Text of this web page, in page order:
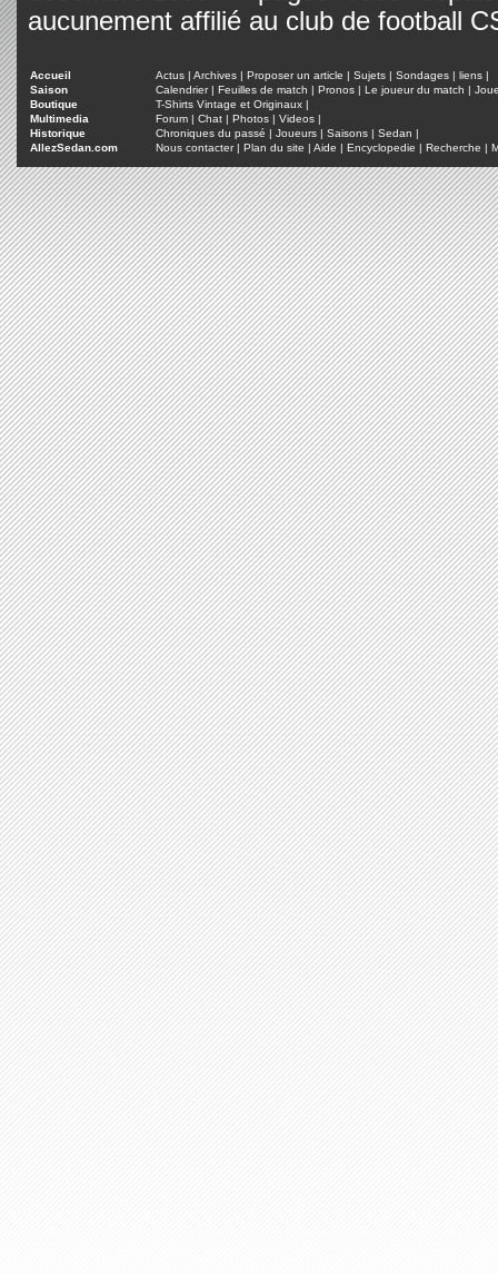
aucunement affilié au club de football
Accueil Actus | Archives | Proposer un article | Sujets | Sondages | liens |
Saison
Calendrier| Feuilles de match | Pronos | Le joueur du match |
Boutique
T-Shirts Vintage et Originaux |
Multimedia
Forum | Chat | Photos | Videos |
Historique
Chroniques du passé | Joueurs | Saisons | Sedan |
AllezSedan.com
Nous contacter| Plan du site | Aide | Encyclopedie | Recherche |